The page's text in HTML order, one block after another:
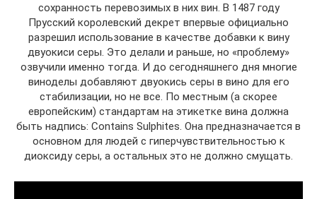
сохранность перевозимых в них вин. В 1487 году
Прусский королевский декрет впервые официально
разрешил использование в качестве добавки к вину
двуокиси серы. Это делали и раньше, но «проблему»
озвучили именно тогда. И до сегодняшнего дня многие
виноделы добавляют двуокись серы в вино для его
стабилизации, но не все. По местным (а скорее
европейским) стандартам на этикетке вина должна
быть надпись: Contains Sulphites. Она предназначается в
основном для людей с гиперчувствительностью к
диоксиду серы, а остальных это не должно смущать.